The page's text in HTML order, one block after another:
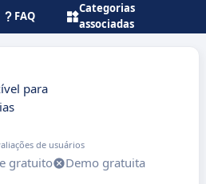
FAQ
Categorias
associadas
para
de usuários
gratuito
Demo gratuita